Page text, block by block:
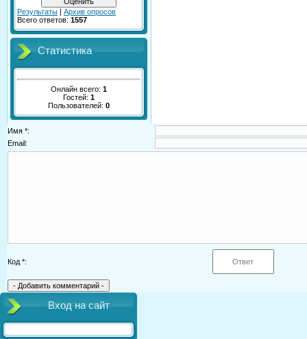
Результаты | Архив опросов
Всего ответов: 1557
Статистика
Онлайн всего: 1
Гостей: 1
Пользователей: 0
Имя *:
Email:
Код *:
Вход на сайт